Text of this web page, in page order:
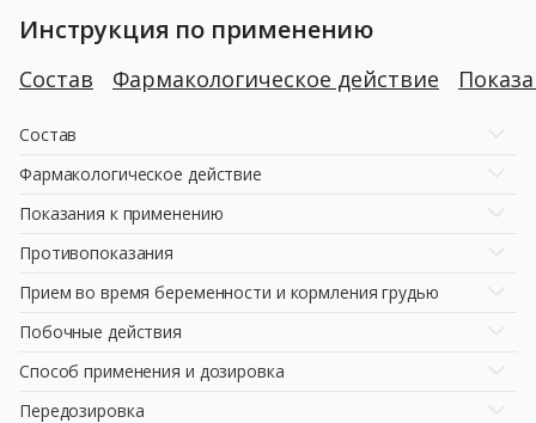
Инструкция по применению
Состав Фармакологическое действие
Состав
Фармакологическое действие
Показания к применению
Противопоказания
Прием во время беременности и кормления грудью
Побочные действия
Способ применения и дозировка
Передозировка